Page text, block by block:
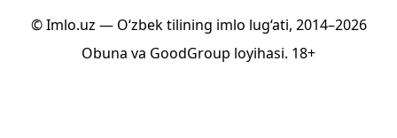
© Imlo.uz — O‘zbek tilining imlo lug‘ati, 2014–2026
Obuna va GoodGroup loyihasi. 18+